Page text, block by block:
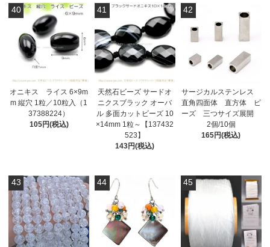
40
オニキス ライス 6×9m
m 縦穴 1粒／10粒入（1
37388224）
105円(税込)
41
天然石ビーズ サードオ
ニクスブラック オーバ
ル 多面カットビーズ 10
×14mm 1粒～【137432
523】
143円(税込)
42
サージカルステンレス
直角四面体 直方体 ビ
ーズ 三つサイズ展開
2個/10個
165円(税込)
43 44 45